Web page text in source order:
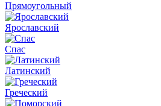
Прямоугольный
Ярославский
Спас
Латинский
Греческий